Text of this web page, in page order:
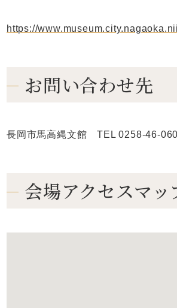
https://
お問い合わせ先
長岡市馬高縄文館 TEL 0258-46-
会場アクセスマッ